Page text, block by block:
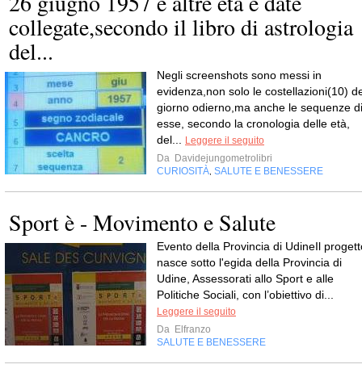
collegate,secondo il libro di astrologia
del...
Negli screenshots sono messi in
evidenza,non solo le costellazioni(10)
giorno odierno,ma anche le sequenze di
esse, secondo la cronologia delle età,
del...
Leggere il seguito
Da Davidejungometrolibri
CURIOSITÀ SALUTE E BENESSERE
Sport è - Movimento e Salute
Evento della Provincia di UdineIl
nasce sotto l'egida della Provincia di
Udine, Assessorati allo Sport e alle
Politiche Sociali, con l’obiettivo di...
Leggere il seguito
Da Elfranzo
SALUTE E BENESSERE